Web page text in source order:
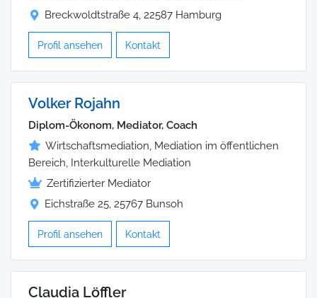
Breckwoldtstraße 4, 22587 Hamburg
Profil ansehen Kontakt
Volker Rojahn
Diplom-Ökonom, Mediator, Coach
Wirtschaftsmediation, Mediation im öffentlichen
Bereich, Interkulturelle Mediation
Zertifizierter Mediator
Eichstraße 25, 25767 Bunsoh
Profil ansehen Kontakt
Claudia Löffler